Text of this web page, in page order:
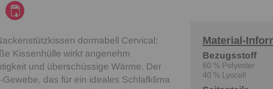
dormabell Cervical:
Kissenhülle wirkt angenehm
und überschüssige Wärme. Der
das für ein ideales Schlafklima
Material-
Bezugsstoff
60 % Polyester
40 % Lyocell